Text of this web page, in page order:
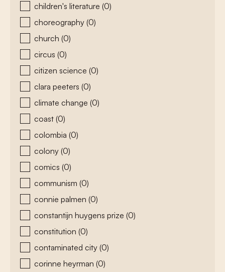
children's literature (0)
choreography (0)
church (0)
circus (0)
citizen science (0)
clara peeters (0)
climate change (0)
coast (0)
colombia (0)
colony (0)
comics (0)
communism (0)
connie palmen (0)
constantijn huygens prize (0)
constitution (0)
contaminated city (0)
corinne heyrman (0)